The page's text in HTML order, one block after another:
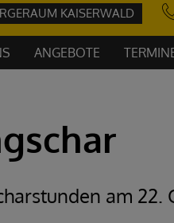
KAISERWALD
ANGEBOTE
am 22.